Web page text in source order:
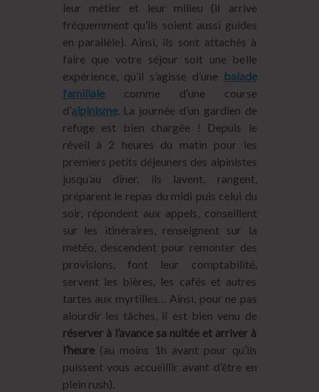
leur métier et leur milieu (il arrive
fréquemment qu’ils soient aussi guides
en parallèle). Ainsi, ils sont attachés à
faire que votre séjour soit une belle
expérience, qu’il s’agisse d’une balade
familialecomme d’une course
d’alpinisme. La journée d’un gardien de
refuge est bien chargée ! Depuis le
réveil à 2 heures du matin pour les
premiers petits déjeuners des alpinistes
jusqu’au dîner, ils lavent, rangent,
préparent le repas du midi puis celui du
soir, répondent aux appels, conseillent
sur les itinéraires, renseignent sur la
météo, descendent pour remonter des
provisions, font leur comptabilité,
servent les bières, les cafés et autres
tartes aux myrtilles… Ainsi, pour ne pas
alourdir les tâches, il est bien venu de
réserver à l’avance sa nuitée et arriver à
l’heure(au moins 1h avant pour qu’ils
puissent vous accueillir avant d’être en
plein rush).